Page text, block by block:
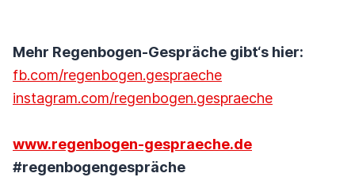
Mehr Regenbogen-Gespräche gibt‘s hier:
fb.com/regenbogen.gespraeche
instagram.com/regenbogen.gespraeche
www.regenbogen-gespraeche.de
#regenbogengespräche